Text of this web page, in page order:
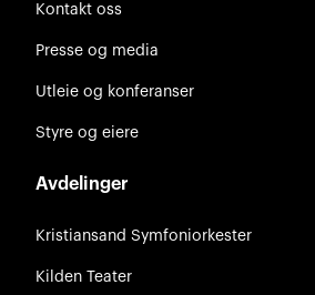
Kontakt oss
Presse og media
Utleie og konferanser
Styre og eiere
Avdelinger
Kristiansand Symfoniorkester
Kilden Teater